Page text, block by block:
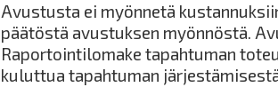
Avustusta ei myönnetä
päätöstä avustuksen myönnöstä.
Raportointilomake tapahtuman
kuluttua tapahtuman